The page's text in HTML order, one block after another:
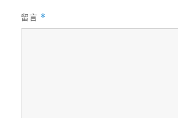
留言 *